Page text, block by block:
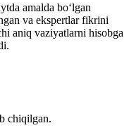
amalda boʻlgan
va ekspertlar fikrini
aniq vaziyatlarni hisobga
chiqilgan.